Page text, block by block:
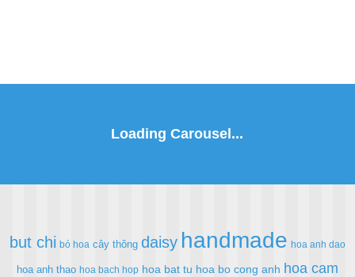
but chi bó hoa cây thông daisy handmade hoa anh dao
hoa anh thao hoa bach hop hoa bat tu hoa bo cong anh hoa cam